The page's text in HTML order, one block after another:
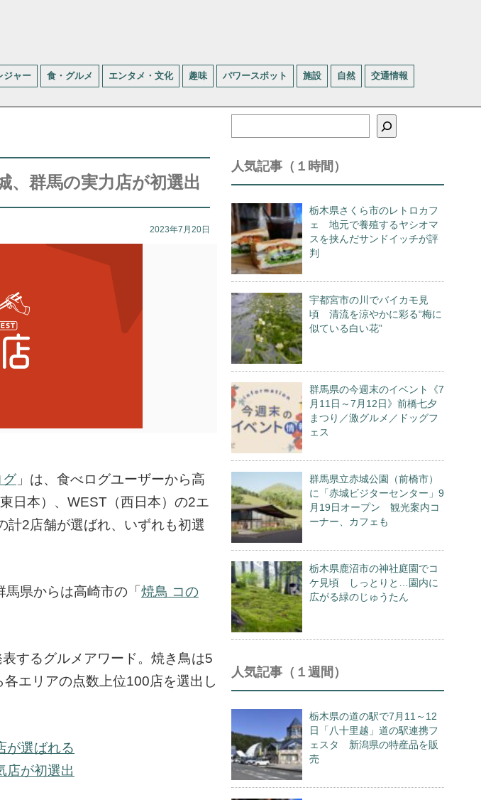
ジャー 食・グルメ エンタメ・文化 趣味 パワースポット 施設 自然 交通情報
群馬の実力店が初選出
2023年7月20日
グ 」は、食べログユーザーから高
日本）、WEST（西日本）の2エ
計2店舗が選ばれ、いずれも初選
馬県からは高崎市の「 焼鳥 コの
するグルメアワード。焼き鳥は5
エリアの点数上位100店を選出し
選ばれる
が初選出
索
人気記事（１時間）
栃木県さくら市のレトロカフ
ェ 地元で養殖するヤシオマ
スを挟んだサンドイッチが評
判
宇都宮市の川でバイカモ見
頃 清流を涼やかに彩る“梅に
似ている白い花”
群馬県の今週末のイベント《7
月11日～7月12日》前橋七夕
まつり／激グルメ／ドッグフ
ェス
群馬県立赤城公園（前橋市）
に「赤城ビジターセンター」9
月19日オープン 観光案内コ
ーナー、カフェも
栃木県鹿沼市の神社庭園でコ
ケ見頃 しっとりと…園内に
広がる緑のじゅうたん
人気記事（１週間）
栃木県の道の駅で7月11～12
日「八十里越」道の駅連携フ
ェスタ 新潟県の特産品を販
売